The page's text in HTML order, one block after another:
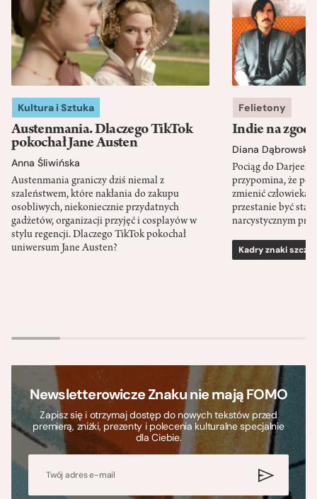
Kultura i Sztuka
Austenmania. Dlaczego TikTok
pokochał Jane Austen
Anna Śliwińska
Austenmania graniczy dziś niemal z
szaleństwem, które nakłania do zakupu
osobliwych, niekoniecznie przydatnych
gadżetów, organizacji przyjęć i cosplayów w
stylu regencji. Dlaczego TikTok pokochał
uniwersum Jane Austen?
Felietony
Indie na
Diana Dąbrowska
Pociąg do
przypomina, że
zmienić człowieka
przestanie być
narcystycznym
Kadry znaki
Newsletterowicze Znaku nie mają FOMO
Zapisz się i otrzymaj dostęp do nowych tekstów przed
premierą, zniżki, prezenty i polecenia kulturalne specjalnie
dla Ciebie.